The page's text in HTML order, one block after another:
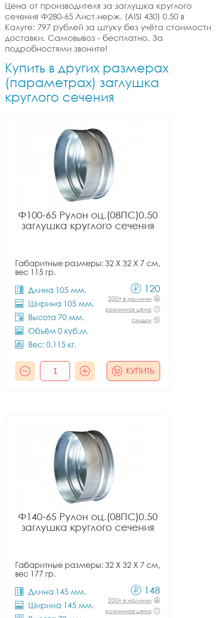
Цена от производителя за заглушка круглого
сечения Ф280-65 Лист.нерж. (AISI 430) 0.50 в
Калуге: 797 рублей за штуку без учёта стоимости
доставки. Самовывоз - бесплатно. За
подробностями звоните!
Купить в других размерах
(параметрах) заглушка
круглого сечения
Ф100-65 Рулон оц.(08ПС)0.50
заглушка круглого сечения
Габаритные размеры: 32 X 32 X 7 см,
вес 115 гр.
Длина 105 мм.
Ширина 105 мм.
Высота 70 мм.
Объём 0 куб.м.
Вес: 0.115 кг.
120
200+ в наличии
розничная цена
скидки
КУПИТЬ
Ф140-65 Рулон оц.(08ПС)0.50
заглушка круглого сечения
Габаритные размеры: 32 X 32 X 7 см,
вес 177 гр.
Длина 145 мм.
Ширина 145 мм.
148
200+ в наличии
розничная цена